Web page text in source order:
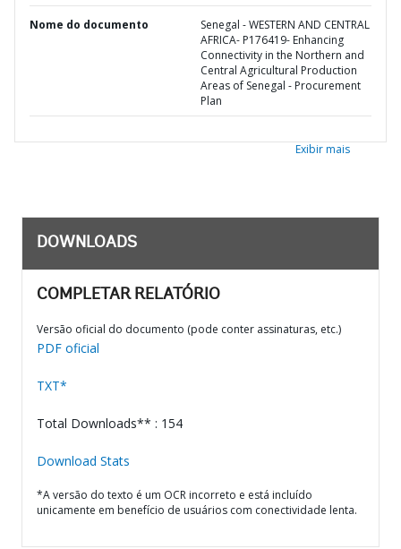
Nome do documento
Senegal - WESTERN AND CENTRAL
AFRICA- P176419- Enhancing
Connectivity in the Northern and
Central Agricultural Production
Areas of Senegal - Procurement
Plan
Exibir mais
DOWNLOADS
COMPLETAR RELATÓRIO
Versão oficial do documento (pode conter assinaturas, etc.)
PDF oficial
TXT*
Total Downloads** : 154
Download Stats
*A versão do texto é um OCR incorreto e está incluído
unicamente em benefício de usuários com conectividade lenta.